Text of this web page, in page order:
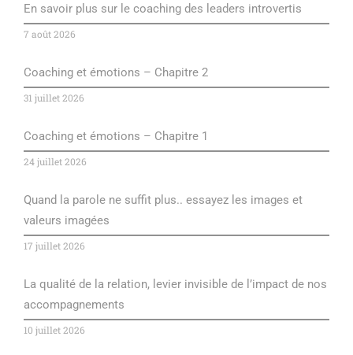
En savoir plus sur le coaching des leaders introvertis
7 août 2026
Coaching et émotions – Chapitre 2
31 juillet 2026
Coaching et émotions – Chapitre 1
24 juillet 2026
Quand la parole ne suffit plus.. essayez les images et
valeurs imagées
17 juillet 2026
La qualité de la relation, levier invisible de l’impact de nos
accompagnements
10 juillet 2026